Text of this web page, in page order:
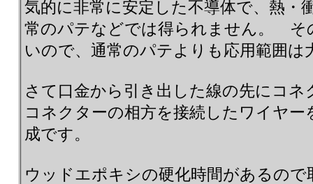
気的に非常に安定した不導体で、熱・
常のパテなどでは得られません。 そ
いので、通常のパテよりも応用範囲は
さて口金から引き出した線の先にコ
コネクターの相方を接続したワイヤー
成です。
ウッドエポキシの硬化時間があるので